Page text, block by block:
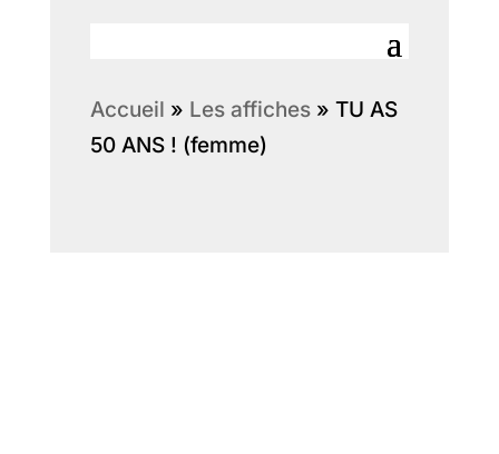
Accueil » Les affiches» TU AS
50 ANS ! (femme)